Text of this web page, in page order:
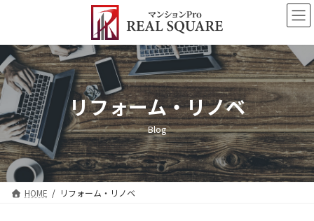
ン
ツ
へ
ス
キ
ッ
プ
ー
シ
ョ
ン
に
移
動
リフォーム・リノベ
Blog
HOME リフォーム・リノベ